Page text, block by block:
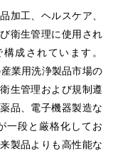
加工、ヘルスケア、
衛生管理に使用され
成されています。
業用洗浄製品市場の
生管理および規制遵
品、電子機器製造な
一段と厳格化してお
製品よりも高性能な